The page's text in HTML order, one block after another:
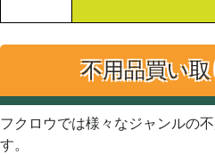
不用品買い
フクロウでは様々なジャンルの
す。